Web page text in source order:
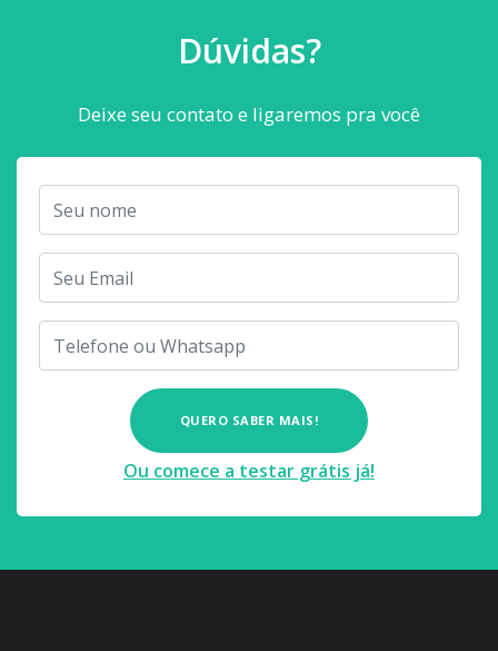
Dúvidas?
Deixe seu contato e ligaremos pra você
Ou comece a testar grátis já!